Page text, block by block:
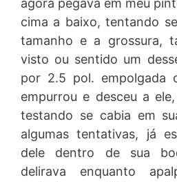
agora pegava em meu
cima a baixo, tentando
tamanho e a grossura,
visto ou sentido um
por 2.5 pol. empolgada
empurrou e desceu a
testando se cabia em
algumas tentativas, já
dele dentro de sua
delirava enquanto